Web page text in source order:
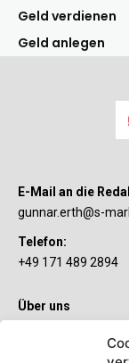
Geld verdienen
Geld anlegen
E-Mail an die
gunnar.erth@s-
Telefon:
+49 171 489 2894
Über uns
Sie wollen mehr